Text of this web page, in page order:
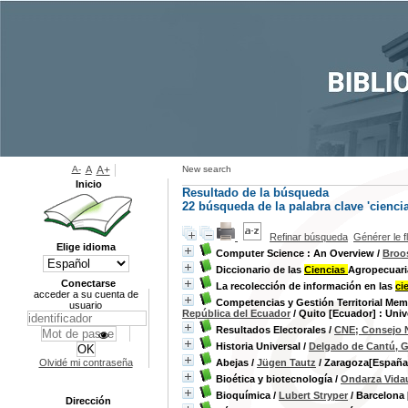
New search
Resultado de la búsqueda
22 búsqueda de la palabra clave
Refinar búsqueda Générer le
Computer Science : An Overview /
Diccionario de las Ciencias
La recolección de información en las
Competencias y Gestión Territorial
República del Ecuador / Quito [Ecuador] :
Resultados Electorales / CNE; Consejo
Historia Universal / Delgado de Cantú,
Abejas / Jügen Tautz /
Bioética y biotecnología / Ondarza
Bioquímica / Lubert Stryper / Barcelona
A- A A+
Inicio
Elige idioma
Conectarse
acceder a su cuenta de
usuario
Olvidé mi contraseña
Dirección